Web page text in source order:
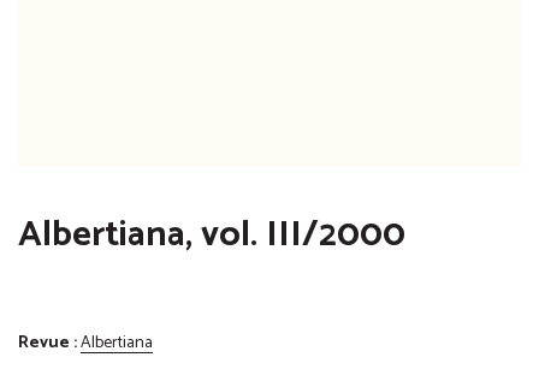
Albertiana, vol. III/2000
Revue :Albertiana